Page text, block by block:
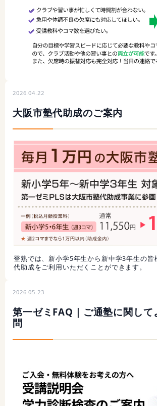
2026.04.22
大阪市塾代助成のご案内
登熟では、新小学5年生から新中学3年生の皆
代助成をご利用いただくことができます。
2026.05.23
第一ゼミFAQ｜ご通塾に関して
問